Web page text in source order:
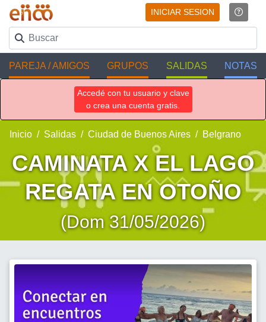
INICIAR SESION
PAREJA / AMIGOS GRUPOS SALIDAS NOTAS
Accedé con tu usuario y clave
o crea una cuenta gratis.
Inicio Salidas Ciudad de Buenos Aires Belgrano
CAMINATA X EL LAGO
REGATA EN OTOÑO
(Dom 31/05/2026)